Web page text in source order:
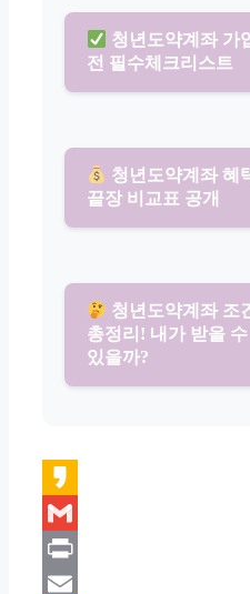
청년도약계좌 가
전 필수체크리스트
청년도약계좌 혜
끝장 비교표 공개
청년도약계좌 조
총정리! 내가 받을 수
있을까?
Kakao
Gmail
Print